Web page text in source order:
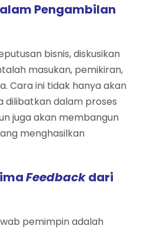
Pengambilan
bisnis, diskusikan
masukan, pemikiran,
Cara ini tidak hanya akan
dalam proses
juga akan membangun
menghasilkan
Feedbackdari
pemimpin adalah